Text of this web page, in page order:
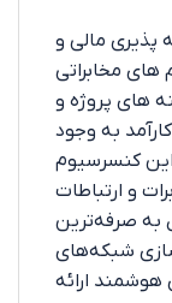
پذیری مالی و
مخابراتی
های پروژه و
به وجود
این کنسرسیوم
و ارتباطات
به صرفه‌ترین
شبکه‌های
ارائه